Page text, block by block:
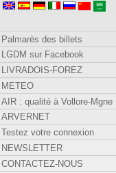
Palmarès des billets
LGDM sur Facebook
LIVRADOIS-FOREZ
METEO
AIR : qualité à Vollore-Mgne
ARVERNET
Testez votre connexion
NEWSLETTER
CONTACTEZ-NOUS